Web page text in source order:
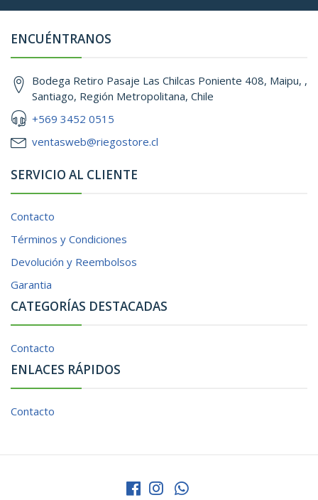
ENCUÉNTRANOS
Bodega Retiro Pasaje Las Chilcas Poniente 408, Maipu, ,
Santiago, Región Metropolitana, Chile
+569 3452 0515
ventasweb@riegostore.cl
SERVICIO AL CLIENTE
Contacto
Términos y Condiciones
Devolución y Reembolsos
Garantia
CATEGORÍAS DESTACADAS
Contacto
ENLACES RÁPIDOS
Contacto